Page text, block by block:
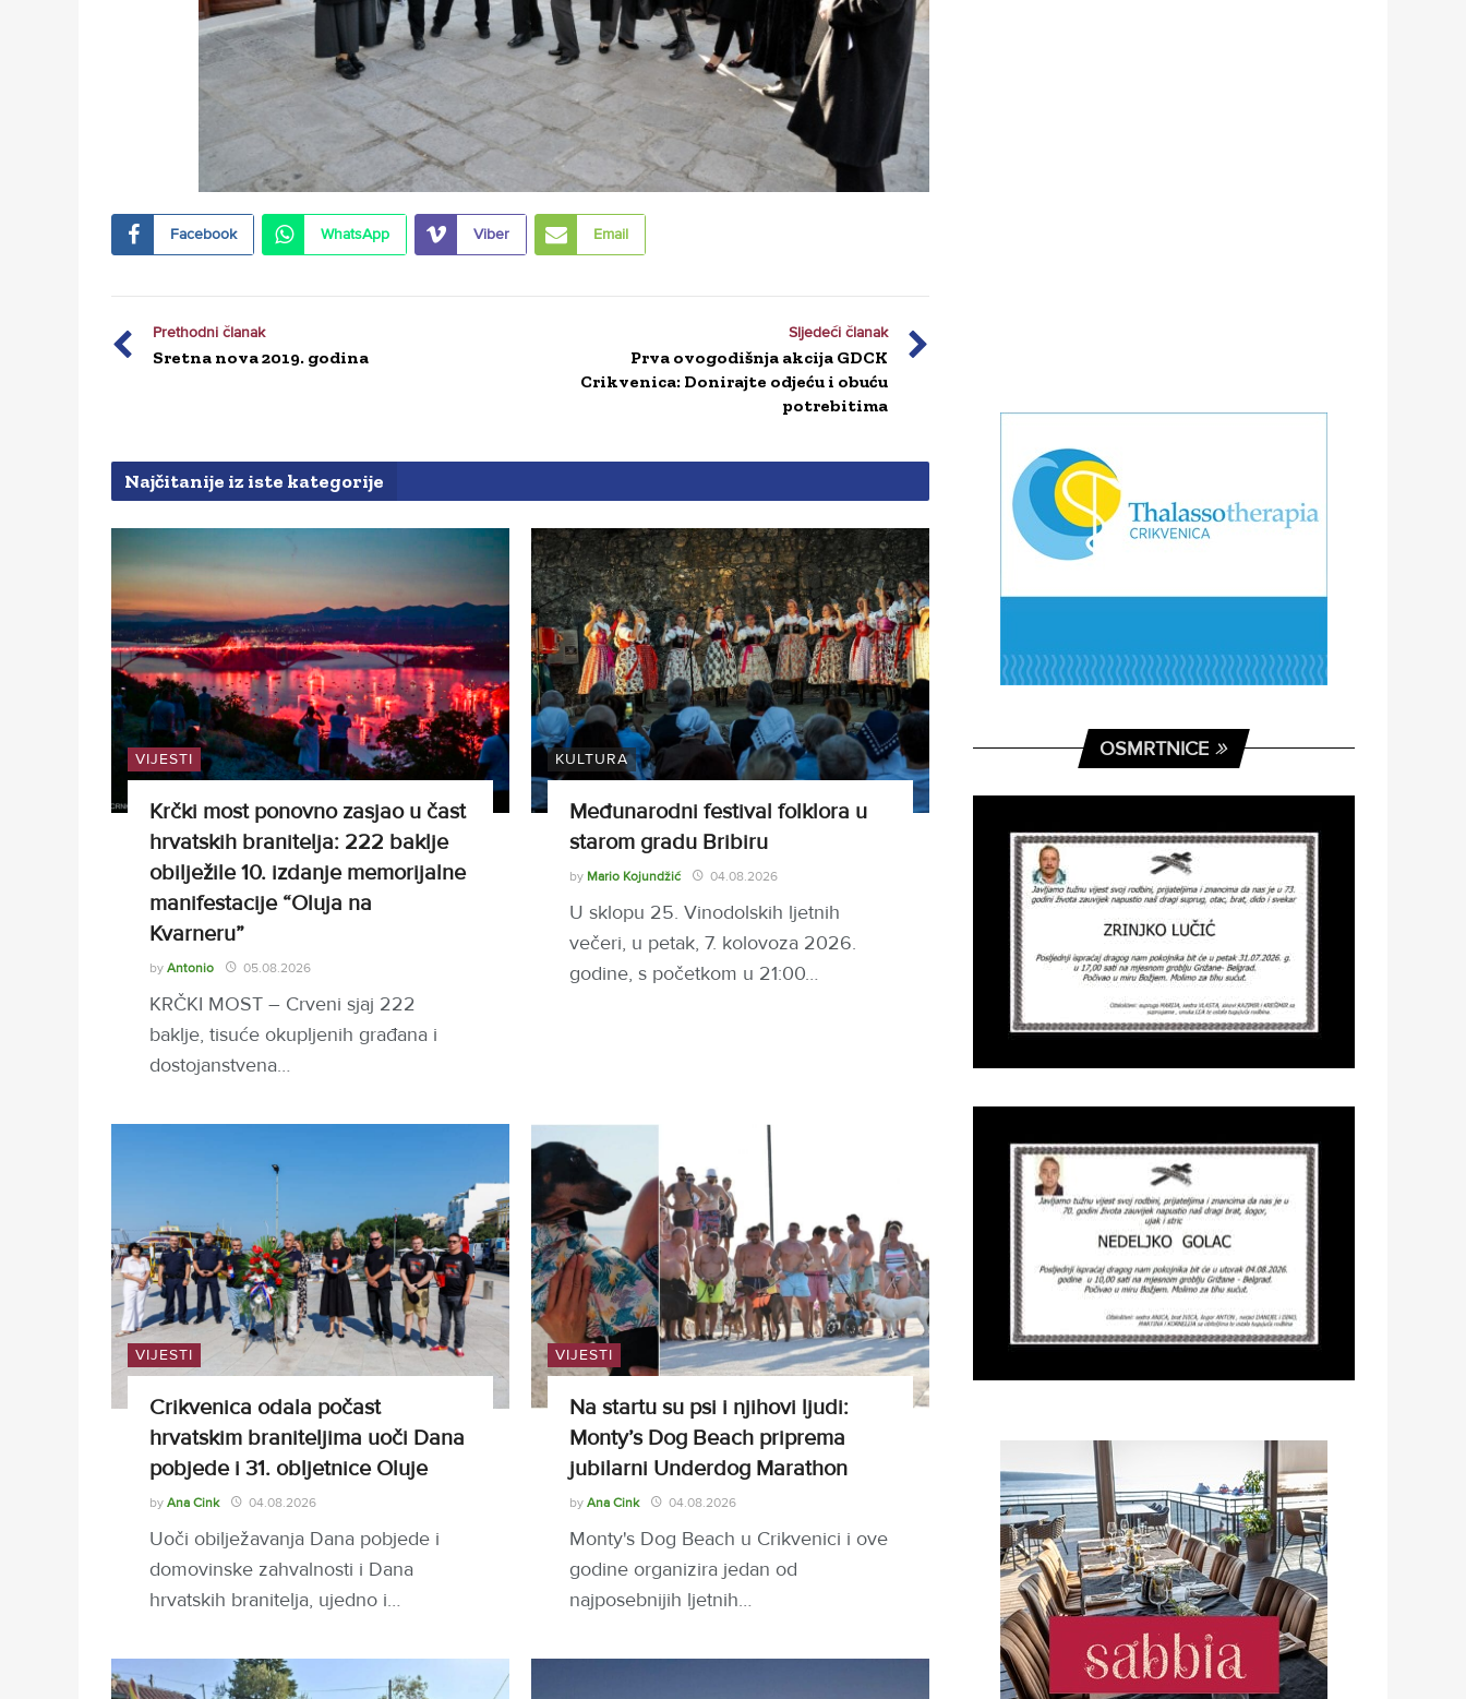
Facebook WhatsApp Viber Email
Prethodni članak
Sretna nova 2019. godina
Sljedeći članak
Prva ovogodišnja akcija GDCK
Crikvenica: Donirajte odjeću i obuću
potrebitima
Najčitanije iz iste kategorije
VIJESTI
Krčki most ponovno zasjao u čast
hrvatskih branitelja: 222 baklje
obilježile 10. izdanje memorijalne
manifestacije “Oluja na
Kvarneru”
by Antonio 05.08.2026
KRČKI MOST – Crveni sjaj 222
baklje, tisuće okupljenih građana i
dostojanstvena…
KULTURA
Međunarodni festival folklora u
starom gradu Bribiru
by Mario Kojundžić 04.08.2026
U sklopu 25. Vinodolskih ljetnih
večeri, u petak, 7. kolovoza 2026.
godine, s početkom u 21:00…
VIJESTI
Crikvenica odala počast
hrvatskim braniteljima uoči Dana
pobjede i 31. obljetnice Oluje
by Ana Cink 04.08.2026
Uoči obilježavanja Dana pobjede i
domovinske zahvalnosti i Dana
hrvatskih branitelja, ujedno i…
VIJESTI
Na startu su psi i njihovi ljudi:
Monty’s Dog Beach priprema
jubilarni Underdog Marathon
by Ana Cink 04.08.2026
Monty's Dog Beach u Crikvenici i ove
godine organizira jedan od
najposebnijih ljetnih…
OSMRTNICE